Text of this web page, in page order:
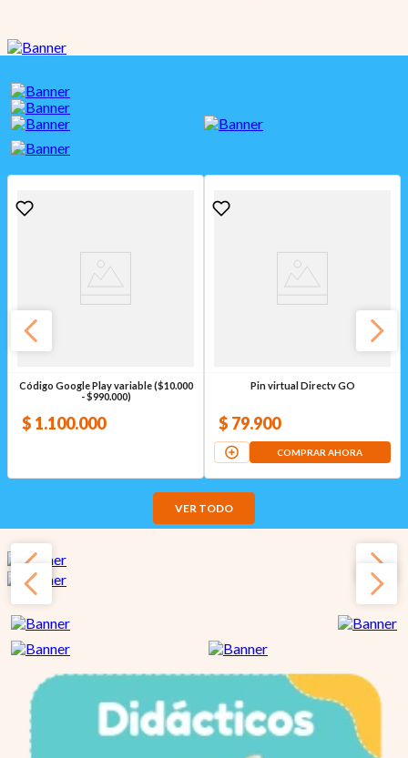
Código Google Play variable ($10.000
- $990.000)
$ 1.100.000
Pin virtual Directv GO
$ 79.900
COMPRAR AHORA
VER TODO